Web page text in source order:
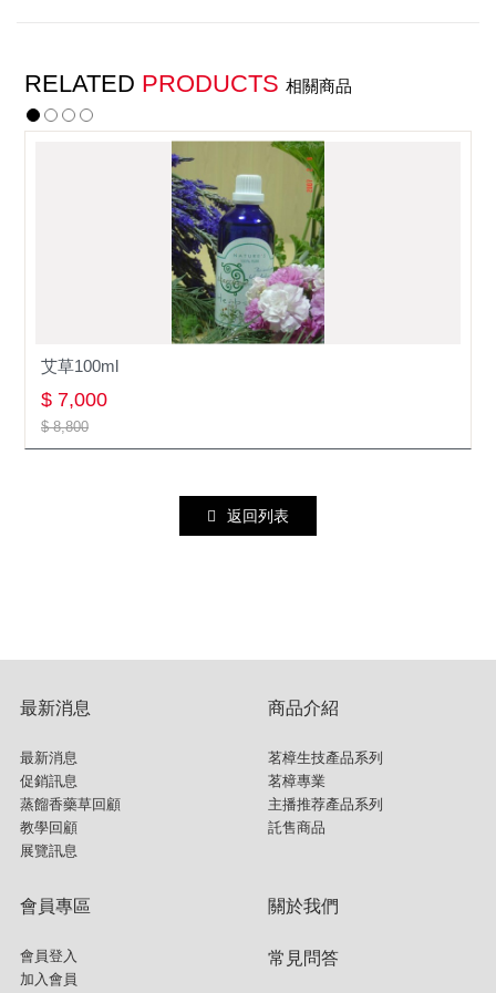
RELATED PRODUCTS 相關商品
艾草100ml
$ 7,000
$ 8,800
返回列表
最新消息
最新消息
促銷訊息
蒸餾香藥草回顧
教學回顧
展覽訊息
商品介紹
茗樟生技產品系列
茗樟專業
主播推荐產品系列
託售商品
會員專區
會員登入
加入會員
關於我們
常見問答